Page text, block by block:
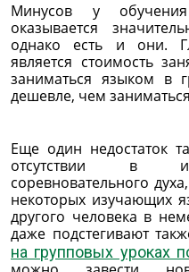
Минусов у
оказывается
однако есть и они.
является стоимость
заниматься языком в
дешевле, чем
Еще один недостаток
отсутствии в
соревновательного
некоторых изучающих
другого человека в
даже подстегивают
на групповых уроках